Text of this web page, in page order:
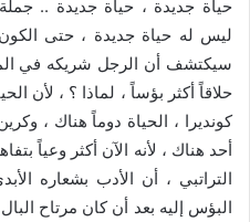
حياة جديدة ، حياة جديدة ..
ليس له حياة جديدة ، حتى
سيكتشف أن الرجل شريكه في
حلاقاً أكثر بؤساً ، لماذا ؟ ، لأن
كونديرا ، الحياة دوماً هناك ،
أحد هناك ، لأنه الآن أكثر وعياً
التراتبي ، أن الأدب بشعاره
البؤس إليه بعد أن كان مرتاح